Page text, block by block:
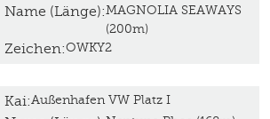
Name (Länge):MAGNOLIA SEAWAYS
(200m)
Zeichen:OWKY2
Kai:Außenhafen VW Platz I